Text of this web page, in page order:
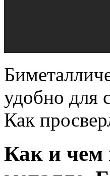
удобно для
Как
Как и чем